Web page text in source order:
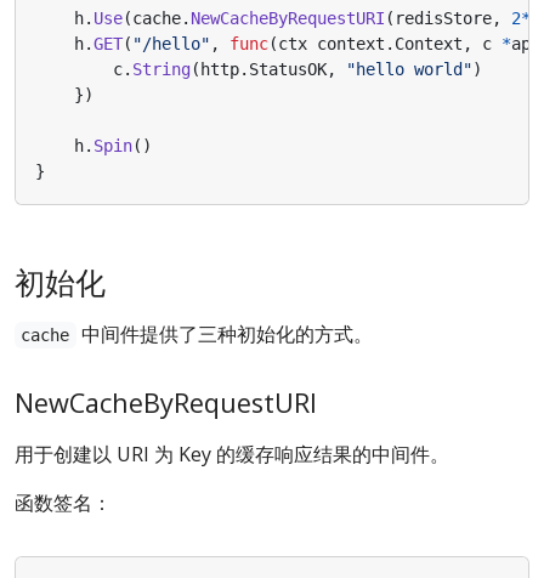
h. Use(cache. NewCacheByRequestURI ( redisStore, 2*
h.GET( "/hello" , func(ctx context . Context , c *app
c. String( http. StatusOK, "hello world")
})
h. Spin()
}
初始化
cache 中间件提供了三种初始化的方式。
NewCacheByRequestURI
用于创建以 URI 为 Key 的缓存响应结果的中间件。
函数签名：